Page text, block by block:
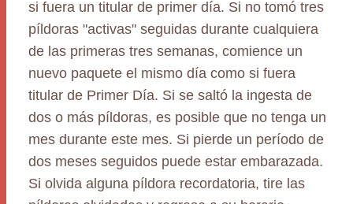
si fuera un titular de primer día. Si no tomó tres
píldoras "activas" seguidas durante cualquiera
de las primeras tres semanas, comience un
nuevo paquete el mismo día como si fuera
titular de Primer Día. Si se saltó la ingesta de
dos o más píldoras, es posible que no tenga un
mes durante este mes. Si pierde un período de
dos meses seguidos puede estar embarazada.
Si olvida alguna píldora recordatoria, tire las